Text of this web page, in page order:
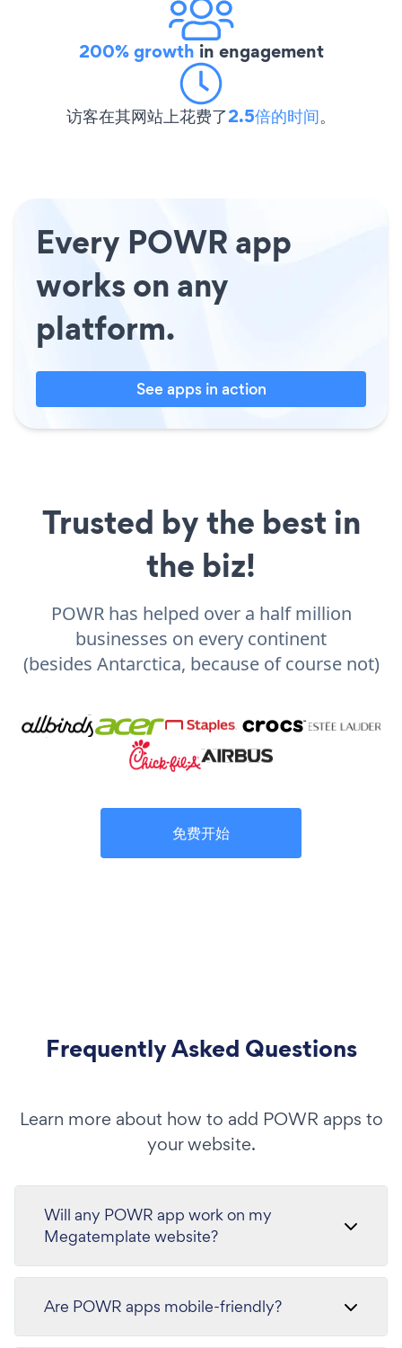
200% growth in engagement
访客在其网站上花费了2.5倍的时间。
Every POWR app
works on any
platform.
See apps in action
Trusted by the best in
the biz!
POWR has helped over a half million
businesses on every continent
(besides Antarctica, because of course not)
免费开始
Frequently Asked Questions
Learn more about how to add POWR apps to
your website.
Will any POWR app work on my
Megatemplate website?
Are POWR apps mobile-friendly?